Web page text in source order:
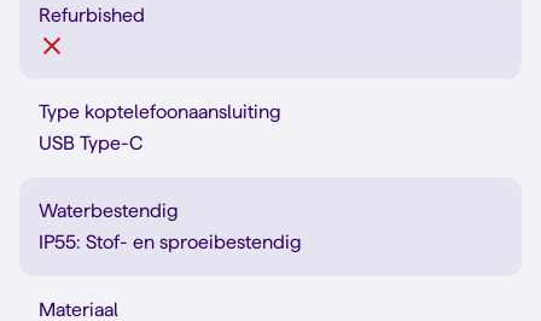
Refurbished
Type koptelefoonaansluiting
USB Type-C
Waterbestendig
IP55: Stof- en sproeibestendig
Materiaal